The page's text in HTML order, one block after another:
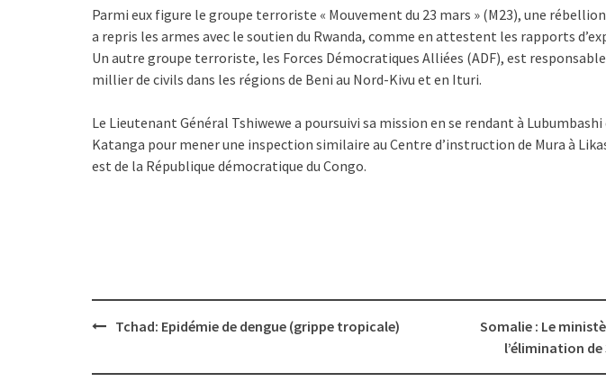
Parmi eux figure le groupe terroriste « Mouvement du 23 mars » (M23), une
a repris les armes avec le soutien du Rwanda, comme en attestent les rapports
Un autre groupe terroriste, les Forces Démocratiques Alliées (ADF), est responsable
millier de civils dans les régions de Beni au Nord-Kivu et en Ituri.
Le Lieutenant Général Tshiwewe a poursuivi sa mission en se rendant à
Katanga pour mener une inspection similaire au Centre d’instruction de Mura à
est de la République démocratique du Congo.
PostTchad: Epidémie de dengue (grippe tropicale)
Somalie : Le
l’élimination